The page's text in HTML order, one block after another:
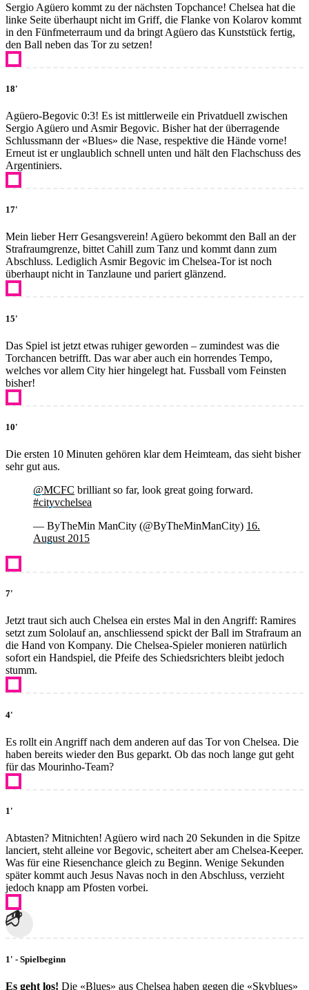
Sergio Agüero kommt zu der nächsten Topchance! Chelsea hat die
linke Seite überhaupt nicht im Griff, die Flanke von Kolarov kommt
in den Fünfmeterraum und da bringt Agüero das Kunststück fertig,
den Ball neben das Tor zu setzen!
18'
Agüero-Begovic 0:3! Es ist mittlerweile ein Privatduell zwischen
Sergio Agüero und Asmir Begovic. Bisher hat der überragende
Schlussmann der «Blues» die Nase, respektive die Hände vorne!
Erneut ist er unglaublich schnell unten und hält den Flachschuss des
Argentiniers.
17'
Mein lieber Herr Gesangsverein! Agüero bekommt den Ball an der
Strafraumgrenze, bittet Cahill zum Tanz und kommt dann zum
Abschluss. Lediglich Asmir Begovic im Chelsea-Tor ist noch
überhaupt nicht in Tanzlaune und pariert glänzend.
15'
Das Spiel ist jetzt etwas ruhiger geworden – zumindest was die
Torchancen betrifft. Das war aber auch ein horrendes Tempo,
welches vor allem City hier hingelegt hat. Fussball vom Feinsten
bisher!
10'
Die ersten 10 Minuten gehören klar dem Heimteam, das sieht bisher
sehr gut aus.
@MCFC brilliant so far, look great going forward.
#cityvchelsea
— ByTheMin ManCity (@ByTheMinManCity) 16.
August 2015
7'
Jetzt traut sich auch Chelsea ein erstes Mal in den Angriff: Ramires
setzt zum Sololauf an, anschliessend spickt der Ball im Strafraum an
die Hand von Kompany. Die Chelsea-Spieler monieren natürlich
sofort ein Handspiel, die Pfeife des Schiedsrichters bleibt jedoch
stumm.
4'
Es rollt ein Angriff nach dem anderen auf das Tor von Chelsea. Die
haben bereits wieder den Bus geparkt. Ob das noch lange gut geht
für das Mourinho-Team?
1'
Abtasten? Mitnichten! Agüero wird nach 20 Sekunden in die Spitze
lanciert, steht alleine vor Begovic, scheitert aber am Chelsea-Keeper.
Was für eine Riesenchance gleich zu Beginn. Wenige Sekunden
später kommt auch Jesus Navas noch in den Abschluss, verzieht
jedoch knapp am Pfosten vorbei.
1' - Spielbeginn
Es geht los! Die «Blues» aus Chelsea haben gegen die «Skyblues»